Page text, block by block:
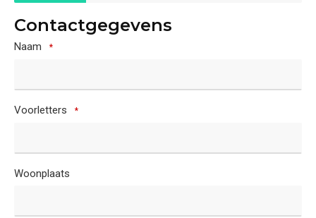
Contactgegevens
Naam *
Voorletters *
Woonplaats